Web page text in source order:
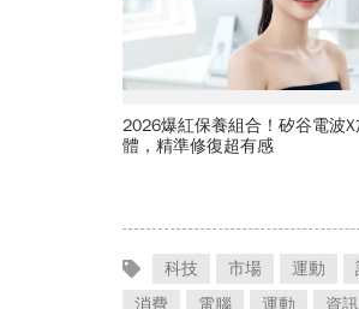
2026爆紅保養組合！矽谷電波
體，精準修復超有感
科技 市場 運動